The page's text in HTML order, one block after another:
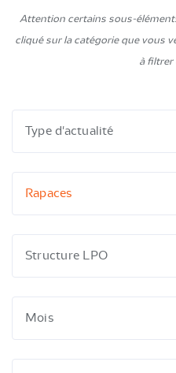
Attention certains sous-
cliqué sur la catégorie que vous
à filtrer